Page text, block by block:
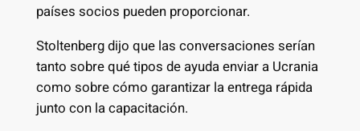
países socios pueden proporcionar.
Stoltenberg dijo que las conversaciones serían
tanto sobre qué tipos de ayuda enviar a Ucrania
como sobre cómo garantizar la entrega rápida
junto con la capacitación.